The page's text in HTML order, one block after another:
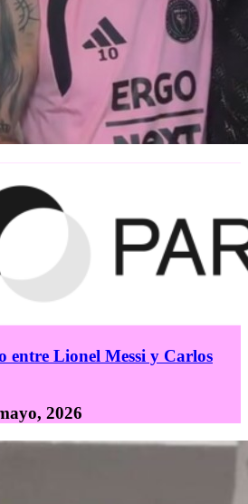
entre Lionel Messi y Carlos
2026